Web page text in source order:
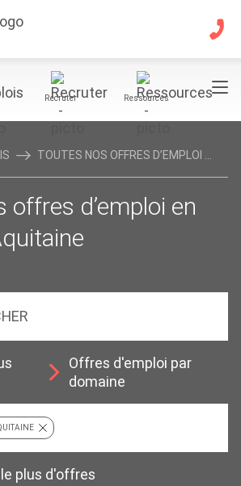
Recruter Ressources
TOUTES NOS OFFRES D’EMPLOI ...
offres d’emploi en
Offres d'emploi par
domaine
plus d'offres